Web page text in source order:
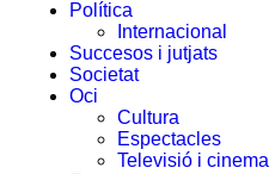
Política
Internacional
Succesos i jutjats
Societat
Oci
Cultura
Espectacles
Televisió i cinema